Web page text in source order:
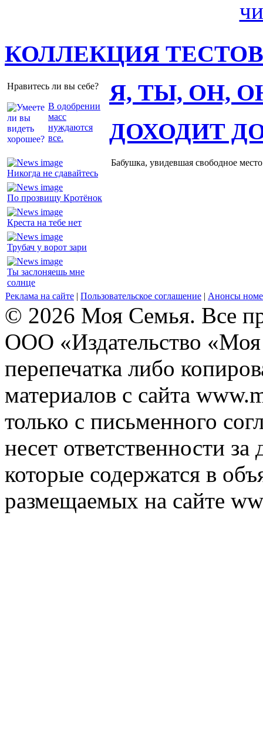
КОЛЛЕКЦИЯ ТЕСТОВ
Нравитесь ли вы себе?
В одобрении
масс
нуждаются
все.
Я, ТЫ, ОН,
Никогда не сдавайтесь
По прозвищу Кротёнок
Креста на тебе нет
Трубач у ворот зари
Ты заслоняешь мне
солнце
ДОХОДИТ
Бабушка, увидевшая свободное
Реклама на сайте | Пользовательское соглашение | Анонсы
© 2026 Моя Семья. Все
ООО «Издательство
перепечатка либо
материалов с сайта
только с письменного
несет ответственности
которые содержатся в
размещаемых на сайте